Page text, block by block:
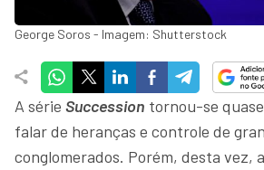
George Soros - Imagem: Shutterstock
A série Succession tornou-se
falar de heranças e controle de
conglomerados. Porém, desta vez,